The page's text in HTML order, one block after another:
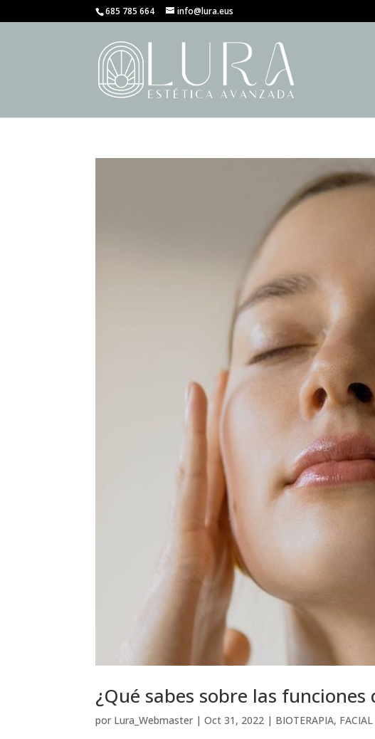
685 785 664 info@lura.eus
¿Qué sabes sobre las funciones
por Lura_Webmaster |Oct 31, 2022 | BIOTERAPIA, FACIAL